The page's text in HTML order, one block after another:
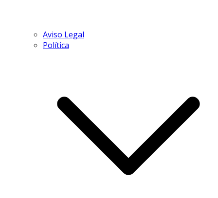
Aviso Legal
Política